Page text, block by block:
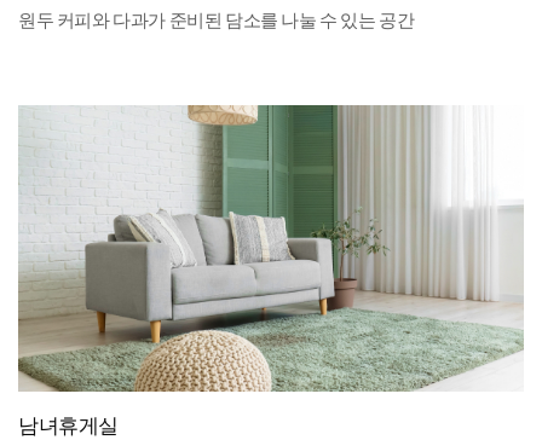
원두 커피와 다과가 준비된 담소를 나눌 수 있는 공간
남녀휴게실